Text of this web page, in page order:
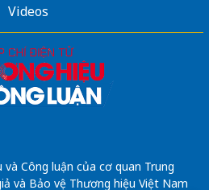
Videos
Công luận của cơ quan Trung
và Bảo vệ Thương hiệu Việt Nam